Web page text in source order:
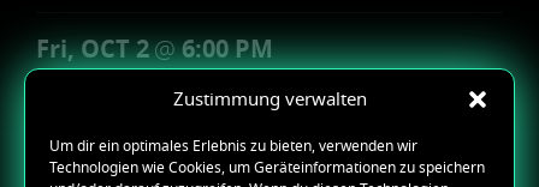
Zustimmung verwalten
Um dir ein optimales Erlebnis zu bieten, verwenden wir
Technologien wie Cookies, um Geräteinformationen zu speichern
Fri, OCT 2@6:00 PM
Praha 9, Czech Republic
with Boris Brejcha, Ann Clue